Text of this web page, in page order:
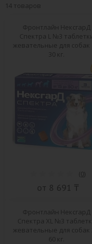
14 товаров
Фронтлайн НексгарД
Спектра L №3
жевательные для собак
30 кг.
(0)
от 8 691 ₸
Фронтлайн НексгарД
Спектра XL №3
жевательные для собак
60 кг.